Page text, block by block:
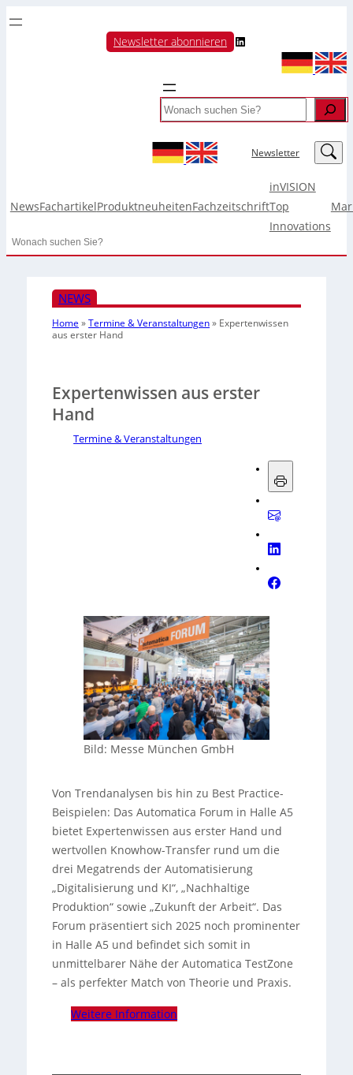
Newsletter abonnieren LinkedIn
Search
Newsletter LinkedIn
NewsFachartikelProduktneuheitenFachzeitschrift
inVISION
Top
Innovations
Search
NEWS
Home »Termine & Veranstaltungen» Expertenwissen
aus erster Hand
Expertenwissen aus erster
Hand
Termine & Veranstaltungen
Bild: Messe München GmbH
Von Trendanalysen bis hin zu Best Practice-
Beispielen: Das Automatica Forum in Halle A5
bietet Expertenwissen aus erster Hand und
wertvollen Knowhow-Transfer rund um die
drei Megatrends der Automatisierung
„Digitalisierung und KI“, „Nachhaltige
Produktion“ sowie „Zukunft der Arbeit“. Das
Forum präsentiert sich 2025 noch prominenter
in Halle A5 und befindet sich somit in
unmittelbarer Nähe der Automatica TestZone
– als perfekter Match von Theorie und Praxis.
Weitere Information